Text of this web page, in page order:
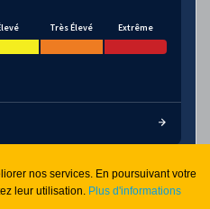
Très Élevé Extrême
nos services. En poursuivant votre
leur utilisation. Plus d'informations